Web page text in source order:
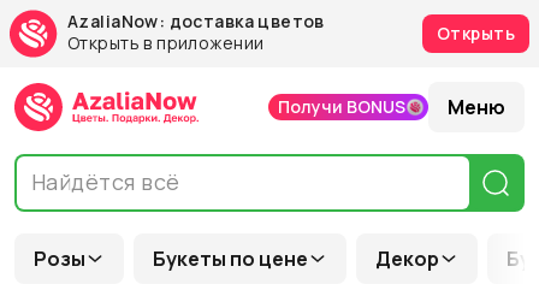
AzaliaNow: доставка цветов
Открыть в приложении
Открыть
Розы Букеты по цене Декор
Получи BONUS Меню